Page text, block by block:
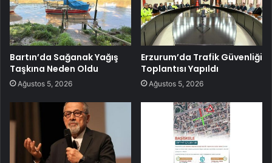
Bartın’da Sağanak Yağış
Taşkına Neden Oldu
Ağustos 5, 2026
Erzurum’da Trafik Güvenliği
Toplantısı Yapıldı
Ağustos 5, 2026